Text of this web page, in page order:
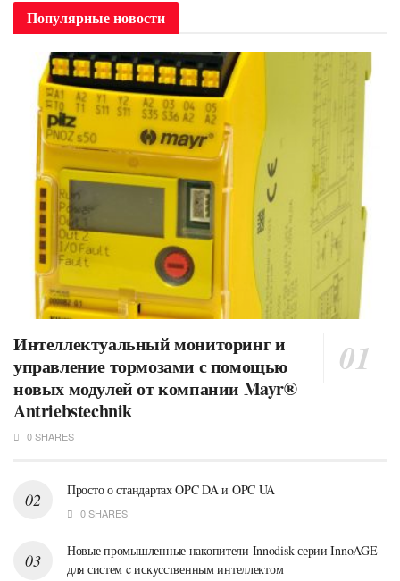
Популярные новости
Интеллектуальный мониторинг и
управление тормозами с помощью
новых модулей от компании Mayr®
Antriebstechnik
0 SHARES
Просто о стандартах OPC DA и OPC UA
0 SHARES
Новые промышленные накопители Innodisk серии InnoAGE
для систем c искусственным интеллектом